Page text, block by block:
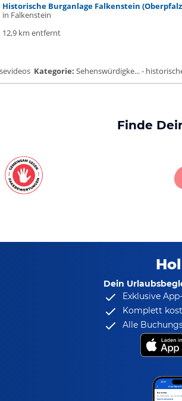
Historische Burganlage Falkenstein
in Falkenstein
12,9 km entfernt
Kategorie: Sehenswürdigke... -
Finde
Dein
Exklusive
Komplett
Alle